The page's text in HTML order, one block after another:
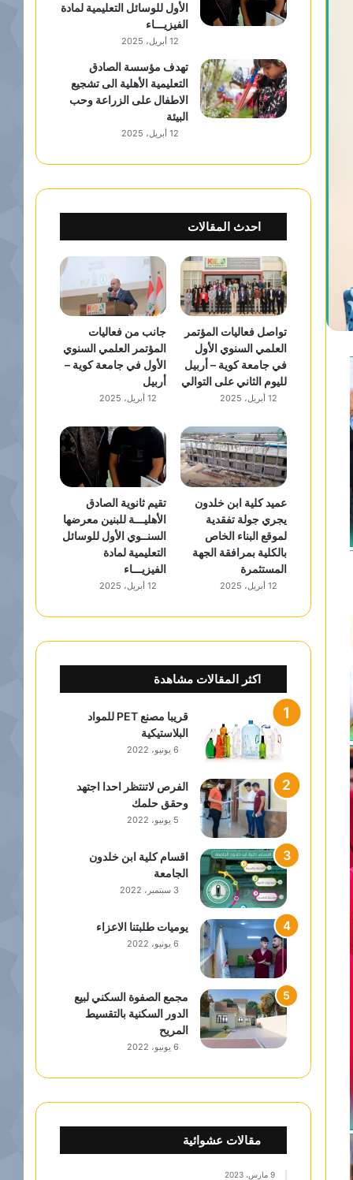
الأول للوسائل التعليمية لمادة
الفيزيـــاء
12 أبريل، 2025
تهدف مؤسسة الصادق
التعليمية الأهلية الى تشجيع
الاطفال على الزراعة وحب
البيئة
12 أبريل، 2025
احدث المقالات
تواصل فعاليات المؤتمر
العلمي السنوي الأول
في جامعة كوية – أربيل
لليوم الثاني على التوالي
12 أبريل، 2025
جانب من فعاليات
المؤتمر العلمي السنوي
الأول في جامعة كوية –
أربيل
12 أبريل، 2025
عميد كلية ابن خلدون
يجري جولة تفقدية
لموقع البناء الخاص
بالكلية بمرافقة الجهة
المستثمرة
12 أبريل، 2025
تقيم ثانوية الصادق
الأهليـــة للبنين معرضها
السنــوي الأول للوسائل
التعليمية لمادة
الفيزيـــاء
12 أبريل، 2025
اكثر المقالات مشاهدة
قريبا مصنع PET للمواد
البلاستيكية
6 يونيو، 2022
الفرص لاتنتظر احدا اجتهد
وحقق حلمك
5 يونيو، 2022
اقسام كلية ابن خلدون
الجامعة
3 سبتمبر، 2022
يوميات طلبتنا الاعزاء
6 يونيو، 2022
مجمع الصفوة السكني لبيع
الدور السكنية بالتقسيط
المريح
6 يونيو، 2022
مقالات عشوائية
9 مارس، 2023